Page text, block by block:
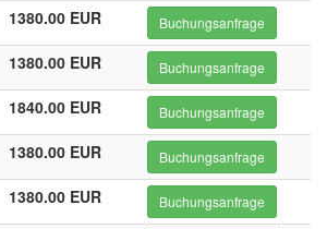
1380.00 EUR Buchungsanfrage
1380.00 EUR Buchungsanfrage
1840.00 EUR Buchungsanfrage
1380.00 EUR Buchungsanfrage
1380.00 EUR Buchungsanfrage